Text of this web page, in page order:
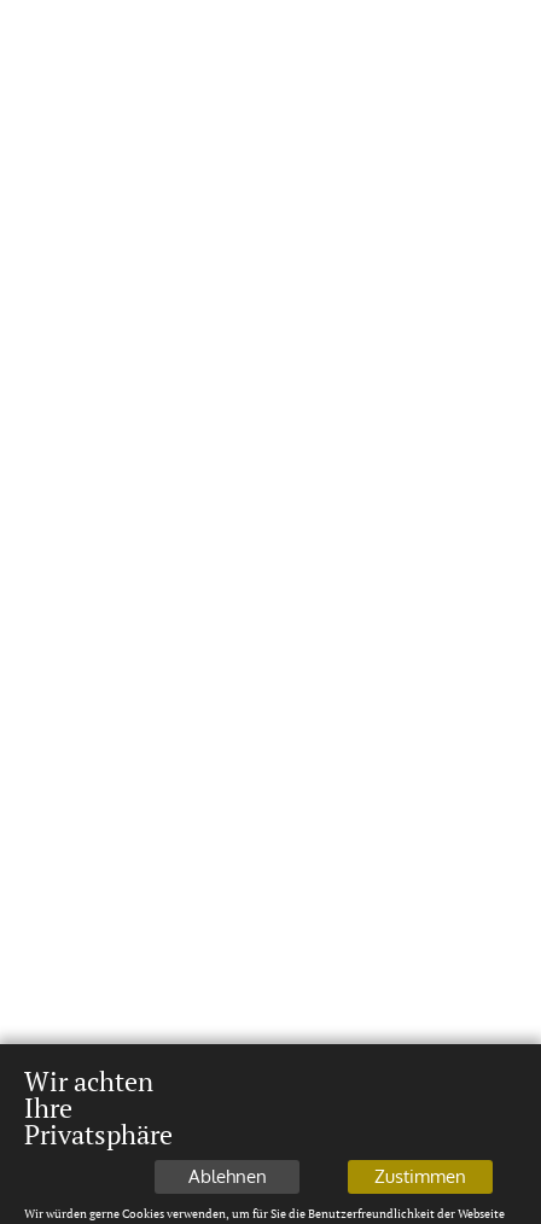
Wir achten
Ihre
Privatsphäre
Ablehnen Zustimmen
Wir würden gerne Cookies verwenden, um für Sie die Benutzerfreundlichkeit der Webseite